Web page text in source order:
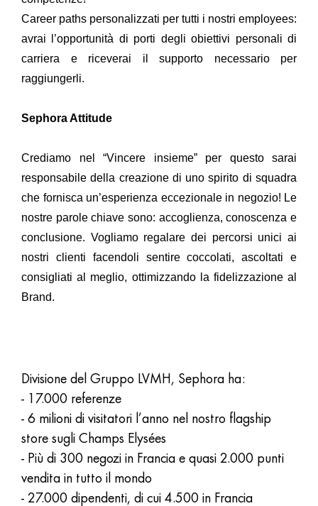
Career paths personalizzati per tutti i nostri employees:
avrai l’opportunità di porti degli obiettivi personali di
carriera e riceverai il supporto necessario per
raggiungerli.
Sephora Attitude
Crediamo nel “Vincere insieme” per questo sarai
responsabile della creazione di uno spirito di squadra
che fornisca un’esperienza eccezionale in negozio! Le
nostre parole chiave sono: accoglienza, conoscenza e
conclusione. Vogliamo regalare dei percorsi unici ai
nostri clienti facendoli sentire coccolati, ascoltati e
consigliati al meglio, ottimizzando la fidelizzazione al
Brand.
Divisione del Gruppo LVMH, Sephora ha:
- 17.000 referenze
- 6 milioni di visitatori l’anno nel nostro flagship
store sugli Champs Elysées
- Più di 300 negozi in Francia e quasi 2.000 punti
vendita in tutto il mondo
- 27.000 dipendenti, di cui 4.500 in Francia